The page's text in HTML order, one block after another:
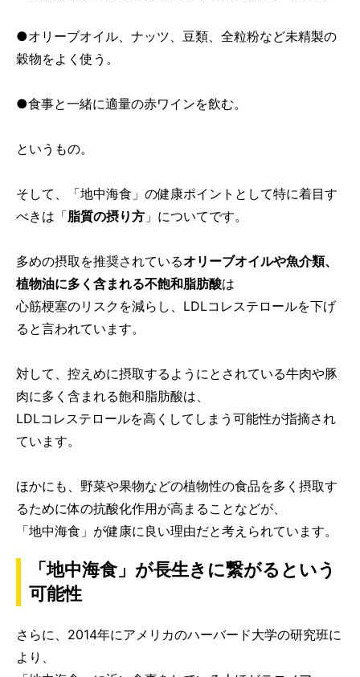
●オリーブオイル、ナッツ、豆類、全粒粉など未精製の
穀物をよく使う。
●食事と一緒に適量の赤ワインを飲む。
というもの。
そして、「地中海食」の健康ポイントとして特に着目す
べきは「脂質の摂り方 」についてです。
多めの摂取を推奨されているオリーブオイルや魚介類、
植物油に多く含まれる不飽和脂肪酸は
心筋梗塞のリスクを減らし、LDLコレステロールを下げ
ると言われています。
対して、控えめに摂取するようにとされている牛肉や豚
肉に多く含まれる飽和脂肪酸は、
LDLコレステロールを高くしてしまう可能性が指摘され
ています。
ほかにも、野菜や果物などの植物性の食品を多く摂取す
るために体の抗酸化作用が高まることなどが、
「地中海食」が健康に良い理由だと考えられています。
「地中海食」が長生きに繋がるという
可能性
さらに、2014年にアメリカのハーバード大学の研究班に
より、